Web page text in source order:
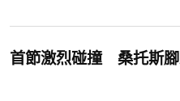
首節激烈碰撞 桑托斯